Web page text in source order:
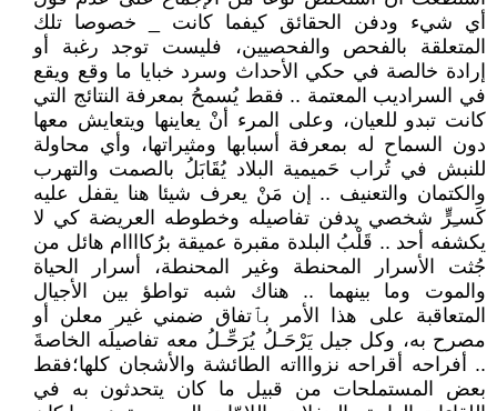
أي شيء ودفن الحقائق كيفما كانت _ خصوصا تلك
المتعلقة بالفحص والفحصيين، فليست توجد رغبة أو
إرادة خالصة في حكي الأحداث وسرد خبايا ما وقع ويقع
في السراديب المعتمة .. فقط يُسمحُ بمعرفة النتائج التي
كانت تبدو للعيان، وعلى المرء أنْ يعاينها ويتعايش معها
دون السماح له بمعرفة أسبابها ومثيراتها، وأي محاولة
للنبش في تُراب حَميمية البلاد يُقَابَلُ بالصمت والتهرب
والكتمان والتعنيف .. إن مَنْ يعرف شيئا هنا يقفل عليه
كَسـِرٍّ شخصي يدفن تفاصيله وخطوطه العريضة كي لا
يكشفه أحد .. قَلْبُ البلدة مقبرة عميقة برُكاااام هائل من
جُثت الأسرار المحنطة وغير المحنطة، أسرار الحياة
والموت وما بينهما .. هناك شبه تواطؤ بين الأجيال
المتعاقبة على هذا الأمر بٱتفاق ضمني غير معلن أو
مصرح به، وكل جيل يَرْحَـلُ يُرَحِّـلُ معه تفاصيلَه الخاصةَ
.. أفراحه أقراحه نزواااته الطائشة والأشجان كلها؛فقط
بعض المستملحات من قبيل ما كان يتحدثون به في